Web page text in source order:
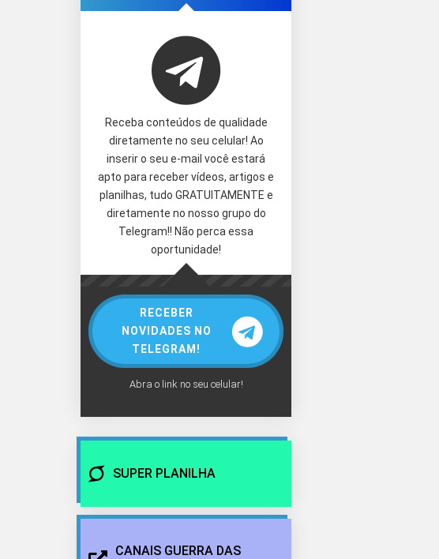
Receba conteúdos de qualidade
diretamente no seu celular! Ao
inserir o seu e-mail você estará
apto para receber vídeos, artigos e
planilhas, tudo GRATUITAMENTE e
diretamente no nosso grupo do
Telegram!! Não perca essa
oportunidade!
RECEBER
NOVIDADES NO
TELEGRAM!
Abra o link no seu celular!
SUPER PLANILHA
CANAIS GUERRA DAS